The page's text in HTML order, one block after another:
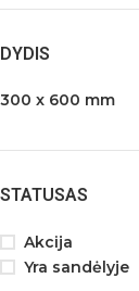
DYDIS
300 x 600 mm
STATUSAS
Akcija
Yra sandėlyje